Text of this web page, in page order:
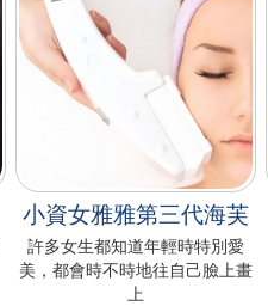
小資女雅雅第三代海芙
許多女生都知道年輕時特別愛
美，都會時不時地往自己臉上畫
上